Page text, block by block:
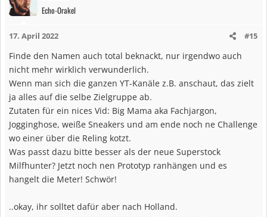
t
o
Echo-Orakel
17. April 2022 #15
Finde den Namen auch total beknackt, nur irgendwo auch
nicht mehr wirklich verwunderlich.
Wenn man sich die ganzen YT-Kanäle z.B. anschaut, das zielt
ja alles auf die selbe Zielgruppe ab.
Zutaten für ein nices Vid: Big Mama aka Fachjargon,
Jogginghose, weiße Sneakers und am ende noch ne Challenge
wo einer über die Reling kotzt.
Was passt dazu bitte besser als der neue Superstock
Milfhunter? Jetzt noch nen Prototyp ranhängen und es
hangelt die Meter! Schwör!
..okay, ihr solltet dafür aber nach Holland.